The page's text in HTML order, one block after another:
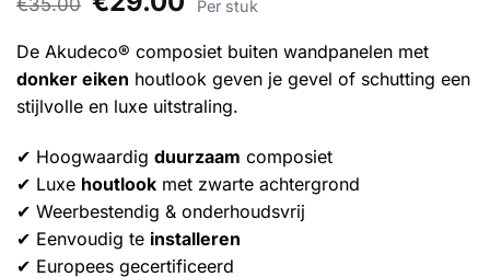
klantbeoordelingen
prijs
€35.00.
prijs
€29.00.
Per stuk
De Akudeco® composiet buiten wandpanelen met
donker eiken houtlook geven je gevel of schutting een
stijlvolle en luxe uitstraling.
✔ Hoogwaardig duurzaam composiet
✔ Luxe houtlook met zwarte achtergrond
✔ Weerbestendig & onderhoudsvrij
✔ Eenvoudig te installeren
✔ Europees gecertificeerd